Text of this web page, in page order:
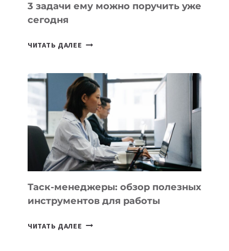
3 задачи ему можно поручить уже
сегодня
ЧИТАТЬ ДАЛЕЕ ИИ-
БИЗНЕСА:
КАКИЕ
3
ЗАДАЧИ
ЕМУ
МОЖНО
ПОРУЧИТЬ
УЖЕ
Таск-менеджеры: обзор полезных
инструментов для работы
ЧИТАТЬ ДАЛЕЕ ТАСК-